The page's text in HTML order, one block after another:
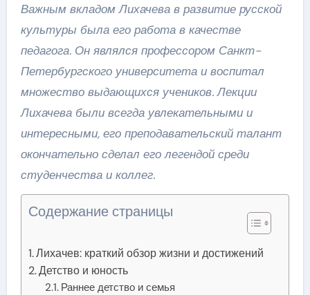
Важным вкладом Лихачева в развитие русской
культуры была его работа в качестве
педагога. Он являлся профессором Санкт-
Петербургского университета и воспитал
множество выдающихся учеников. Лекции
Лихачева были всегда увлекательными и
интересными, его преподавательский талант
окончательно сделал его легендой среди
студенчества и коллег.
Содержание страницы
Лихачев: краткий обзор жизни и достижений
Детство и юность
Раннее детство и семья